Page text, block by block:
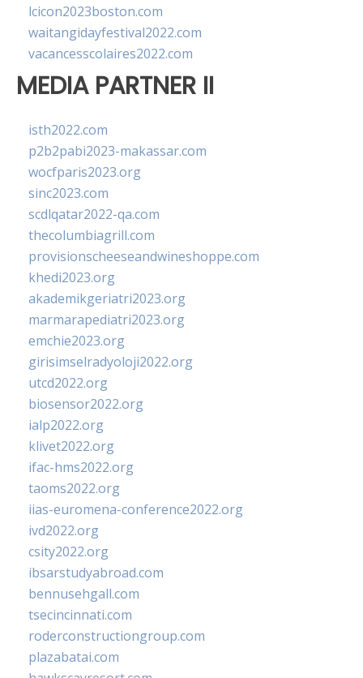
lcicon2023boston.com
waitangidayfestival2022.com
vacancesscolaires2022.com
MEDIA PARTNER II
isth2022.com
p2b2pabi2023-makassar.com
wocfparis2023.org
sinc2023.com
scdlqatar2022-qa.com
thecolumbiagrill.com
provisionscheeseandwineshoppe.com
khedi2023.org
akademikgeriatri2023.org
marmarapediatri2023.org
emchie2023.org
girisimselradyoloji2022.org
utcd2022.org
biosensor2022.org
ialp2022.org
klivet2022.org
ifac-hms2022.org
taoms2022.org
iias-euromena-conference2022.org
ivd2022.org
csity2022.org
ibsarstudyabroad.com
bennusehgall.com
tsecincinnati.com
roderconstructiongroup.com
plazabatai.com